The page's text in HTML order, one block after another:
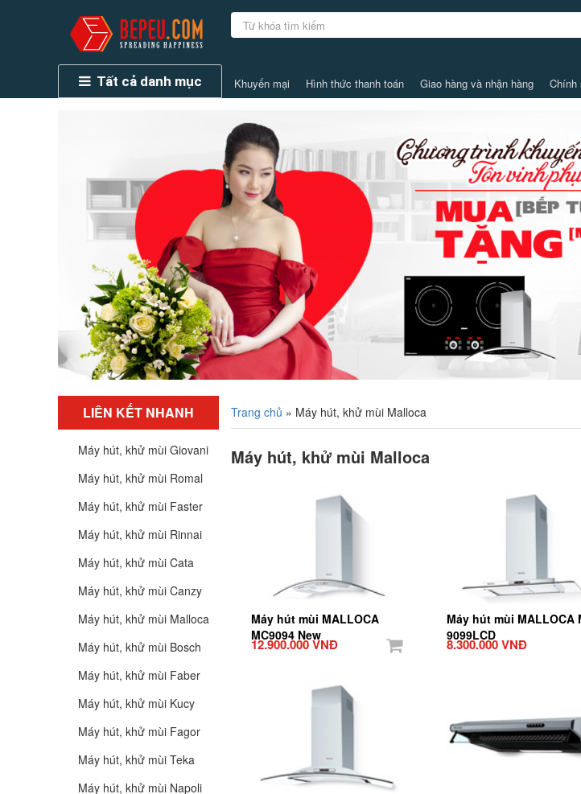
Tất cả danh mục Khuyến mại Hình thức thanh toán Giao hàng và nhận hàng Chính
LIÊN KẾT NHANH
Máy hút, khử mùi Giovani
Máy hút, khử mùi Romal
Máy hút, khử mùi Faster
Máy hút, khử mùi Rinnai
Máy hút, khử mùi Cata
Máy hút, khử mùi Canzy
Máy hút, khử mùi Malloca
Máy hút, khử mùi Bosch
Máy hút, khử mùi Faber
Máy hút, khử mùi Kucy
Máy hút, khử mùi Fagor
Máy hút, khử mùi Teka
Máy hút, khử mùi Napoli
Trang chủ » Máy hút, khử mùi Malloca
Máy hút, khử mùi Malloca
Máy hút mùi MALLOCA
MC9094 New
12.900.000 VNĐ
Máy hút mùi MALLOCA
9099LCD
8.300.000 VNĐ